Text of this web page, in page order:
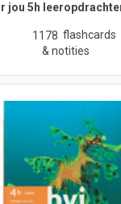
jou 5h
1178 flashcards
& notities